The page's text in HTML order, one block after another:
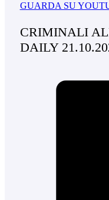
GUARDA SU
CRIMINALI
DAILY